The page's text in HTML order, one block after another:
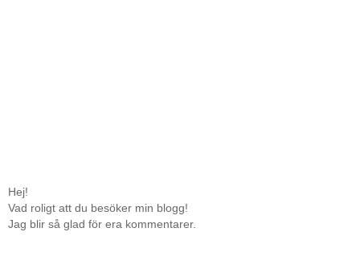
Hej!
Vad roligt att du besöker min blogg!
Jag blir så glad för era kommentarer.